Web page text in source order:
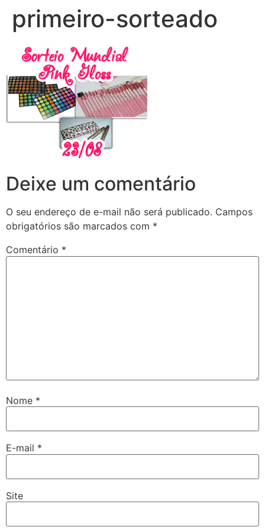
primeiro-sorteado
Deixe um comentário
O seu endereço de e-mail não será publicado. Campos
obrigatórios são marcados com *
Comentário *
Nome *
E-mail *
Site